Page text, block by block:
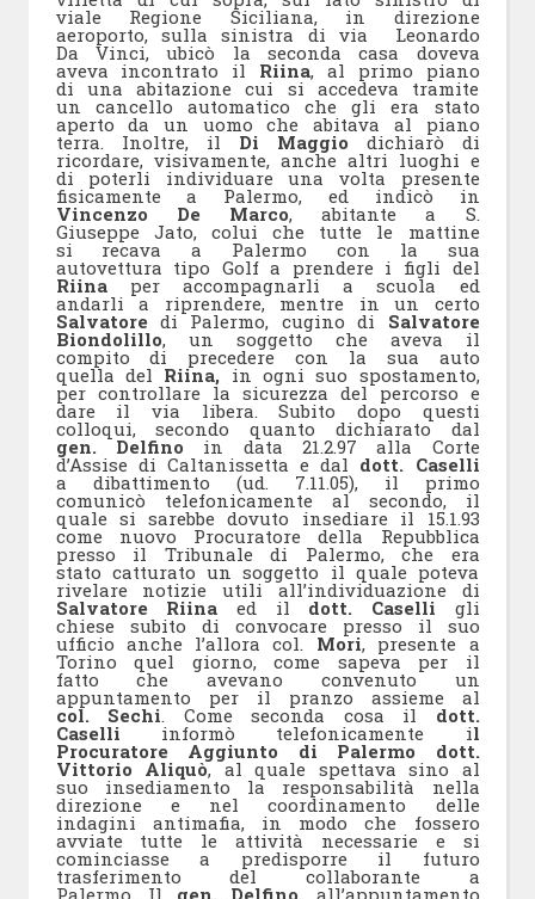
viale Regione Siciliana, in direzione
aeroporto, sulla sinistra di via Leonardo
Da Vinci, ubicò la seconda casa doveva
aveva incontrato il Riina, al primo piano
di una abitazione cui si accedeva tramite
un cancello automatico che gli era stato
aperto da un uomo che abitava al piano
terra. Inoltre, il Di Maggio dichiarò di
ricordare, visivamente, anche altri luoghi e
di poterli individuare una volta presente
fisicamente a Palermo, ed indicò in
Vincenzo De Marco, abitante a S.
Giuseppe Jato, colui che tutte le mattine
si recava a Palermo con la sua
autovettura tipo Golf a prendere i figli del
Riinaper accompagnarli a scuola ed
andarli a riprendere, mentre in un certo
Salvatore di Palermo, cugino di Salvatore
Biondolillo, un soggetto che aveva il
compito di precedere con la sua auto
quella del Riina, in ogni suo spostamento,
per controllare la sicurezza del percorso e
dare il via libera. Subito dopo questi
colloqui, secondo quanto dichiarato dal
gen. Delfino in data 21.2.97 alla Corte
d’Assise di Caltanissetta e dal dott. Caselli
a dibattimento (ud. 7.11.05), il primo
comunicò telefonicamente al secondo, il
quale si sarebbe dovuto insediare il 15.1.93
come nuovo Procuratore della Repubblica
presso il Tribunale di Palermo, che era
stato catturato un soggetto il quale poteva
rivelare notizie utili all’individuazione di
Salvatore Riina ed il dott. Caselli gli
chiese subito di convocare presso il suo
ufficio anche l’allora col. Mori, presente a
Torino quel giorno, come sapeva per il
fatto che avevano convenuto un
appuntamento per il pranzo assieme al
col. Sechi. Come seconda cosa il dott.
Caselli informò telefonicamente il
Procuratore Aggiunto di Palermo dott.
Vittorio Aliquò, al quale spettava sino al
suo insediamento la responsabilità nella
direzione e nel coordinamento delle
indagini antimafia, in modo che fossero
avviate tutte le attività necessarie e si
cominciasse a predisporre il futuro
trasferimento del collaborante a